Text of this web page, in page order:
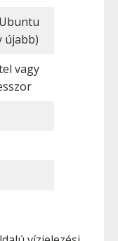
újabb)
vagy